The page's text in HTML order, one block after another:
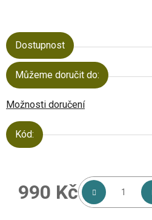
Dostupnost
Můžeme doručit do:
Možnosti doručení
Kód:
990 Kč